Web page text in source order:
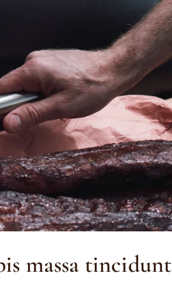
massa tincidunt